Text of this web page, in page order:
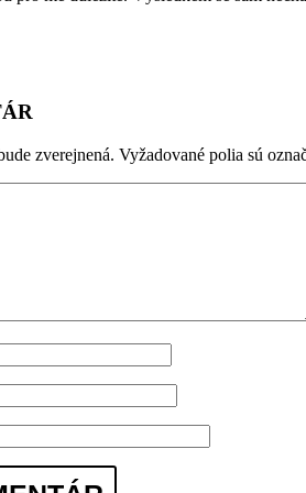
zverejnená. Vyžadované polia sú